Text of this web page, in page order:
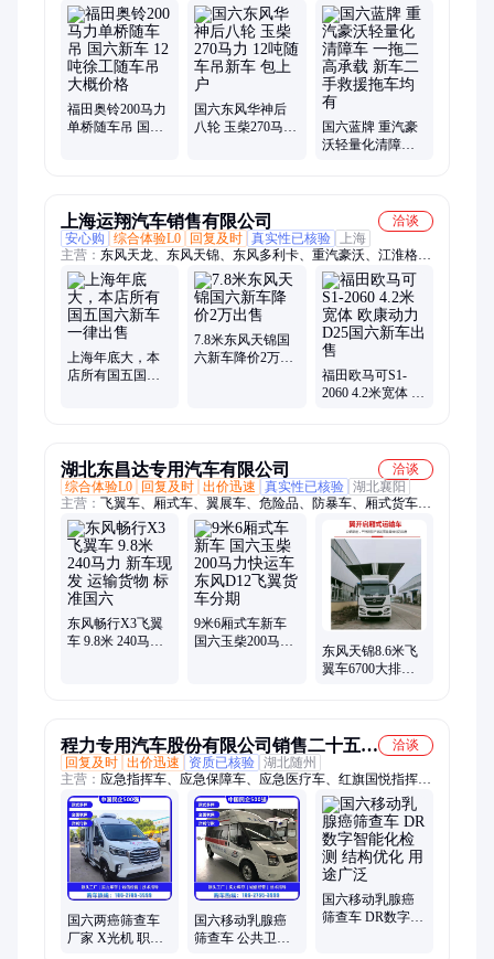
拉猪车、随车吊、平板带吊、前四后八、散装饲料、运输罐车、
饲料罐车、东风天锦、库存处理、随车折臂吊、随车自卸吊、东
风多利卡、随车自备吊、饲料散装车、饲料运输罐、饲料散装罐
车、东风天龙散装、方小三轴散装
福田奥铃200马力
单桥随车吊 国六
国六东风华神后
八轮 玉柴270马力
国六蓝牌 重汽豪
沃轻量化清障车
上海运翔汽车销售有限公司
洽谈
安心购
综合体验L0 回复及时 真实性已核验
上海
主营： 东风天龙、东风天锦、东风多利卡、重汽豪沃、江淮格尔
发、小卡之星、福田奥铃、福田欧马可、福田欧曼、解放招财
虎、解放J6L、解放JH6、江淮骏铃、江淮帅铃、江淮康铃、祥菱
M2、领航S1、福田领航M5、上汽跃进、长安跨越、欧航、汕德
卡、随车吊、洒水车、工程车
上海年底大，本
店所有国五国六
7.8米东风天锦国
六新车降价2万出
福田欧马可S1-
2060 4.2米宽体 欧
湖北东昌达专用汽车有限公司
洽谈
综合体验L0
回复及时 出价迅速 真实性已核验 湖北襄阳
主营： 飞翼车、厢式车、翼展车、危险品、防暴车、厢式货车、
专用车、民爆车、运输车、飞翼货车、易燃气体、商用汽车、易
燃液体
东风畅行X3飞翼
车 9.8米 240马力
9米6厢式车新车
国六玉柴200马力
东风天锦8.6米飞
翼车6700大排量
程力专用汽车股份有限公司销售二十五分
公司
洽谈
回复及时 出价迅速 资质已核验 湖北随州
主营： 应急指挥车、应急保障车、应急医疗车、红旗国悦指挥
车、移动手术车、通讯指挥车、动物疾病检测车、宠物手术车、
移动CT车、体检车、无人机巡检车、无人机指挥车、通信指挥
车、消防车
国六两癌筛查车
厂家 X光机 职业
国六移动乳腺癌
筛查车 公共卫生
国六移动乳腺癌
筛查车 DR数字智